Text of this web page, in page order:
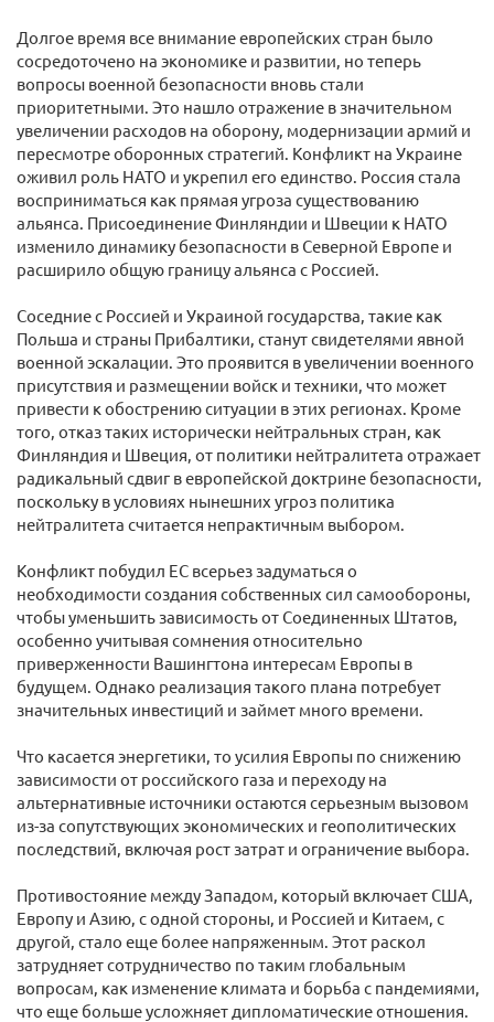
Долгое время все внимание европейских стран было
сосредоточено на экономике и развитии, но теперь
вопросы военной безопасности вновь стали
приоритетными. Это нашло отражение в значительном
увеличении расходов на оборону, модернизации армий и
пересмотре оборонных стратегий. Конфликт на Украине
оживил роль НАТО и укрепил его единство. Россия стала
восприниматься как прямая угроза существованию
альянса. Присоединение Финляндии и Швеции к НАТО
изменило динамику безопасности в Северной Европе и
расширило общую границу альянса с Россией.
Соседние с Россией и Украиной государства, такие как
Польша и страны Прибалтики, станут свидетелями явной
военной эскалации. Это проявится в увеличении военного
присутствия и размещении войск и техники, что может
привести к обострению ситуации в этих регионах. Кроме
того, отказ таких исторически нейтральных стран, как
Финляндия и Швеция, от политики нейтралитета отражает
радикальный сдвиг в европейской доктрине безопасности,
поскольку в условиях нынешних угроз политика
нейтралитета считается непрактичным выбором.
Конфликт побудил ЕС всерьез задуматься о
необходимости создания собственных сил самообороны,
чтобы уменьшить зависимость от Соединенных Штатов,
особенно учитывая сомнения относительно
приверженности Вашингтона интересам Европы в
будущем. Однако реализация такого плана потребует
значительных инвестиций и займет много времени.
Что касается энергетики, то усилия Европы по снижению
зависимости от российского газа и переходу на
альтернативные источники остаются серьезным вызовом
из-за сопутствующих экономических и геополитических
последствий, включая рост затрат и ограничение выбора.
Противостояние между Западом, который включает США,
Европу и Азию, с одной стороны, и Россией и Китаем, с
другой, стало еще более напряженным. Этот раскол
затрудняет сотрудничество по таким глобальным
вопросам, как изменение климата и борьба с пандемиями,
что еще больше усложняет дипломатические отношения.